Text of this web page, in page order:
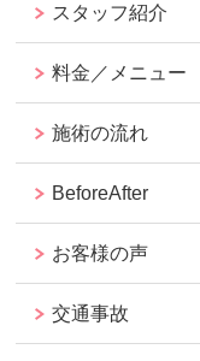
スタッフ紹介
料金／メニュー
施術の流れ
BeforeAfter
お客様の声
交通事故